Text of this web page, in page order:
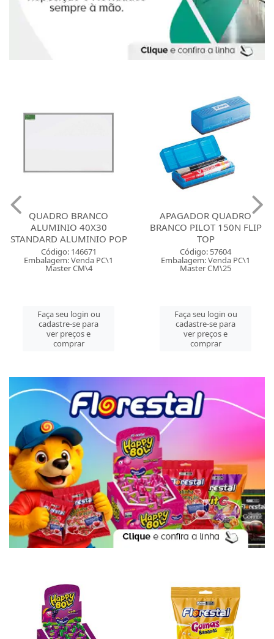
QUADRO BRANCO
ALUMINIO 40X30
STANDARD ALUMINIO POP
Código: 146671
Embalagem: Venda PC\1
Master CM\4
Faça seu login ou
cadastre-se para
ver preços e
comprar
APAGADOR QUADRO
BRANCO PILOT 150N FLIP
TOP
Código: 57604
Embalagem: Venda PC\1
Master CM\25
Faça seu login ou
cadastre-se para
ver preços e
comprar